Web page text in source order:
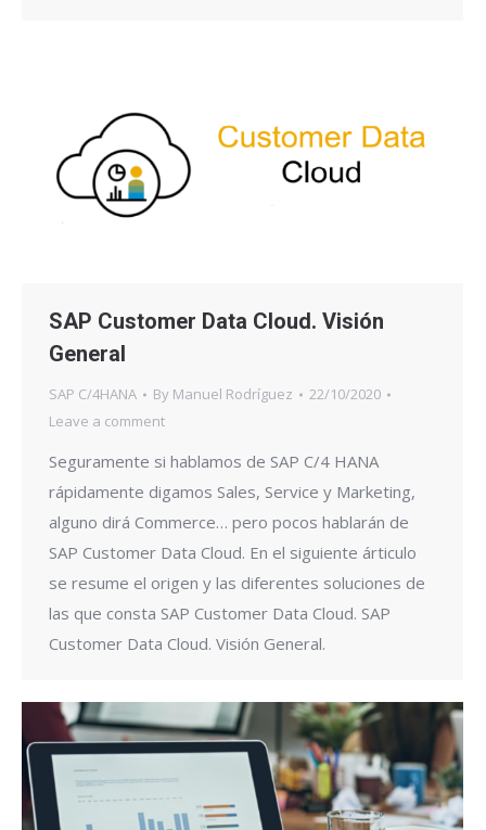
SAP Customer Data Cloud. Visión
General
SAP C/4HANA By Manuel Rodríguez
22/10/2020
Leave a comment
Seguramente si hablamos de SAP C/4 HANA
rápidamente digamos Sales, Service y Marketing,
alguno dirá Commerce… pero pocos hablarán de
SAP Customer Data Cloud. En el siguiente árticulo
se resume el origen y las diferentes soluciones de
las que consta SAP Customer Data Cloud. SAP
Customer Data Cloud. Visión General.